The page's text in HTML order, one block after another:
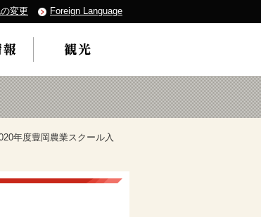
変更 Foreign Language
年度豊岡農業スクール入